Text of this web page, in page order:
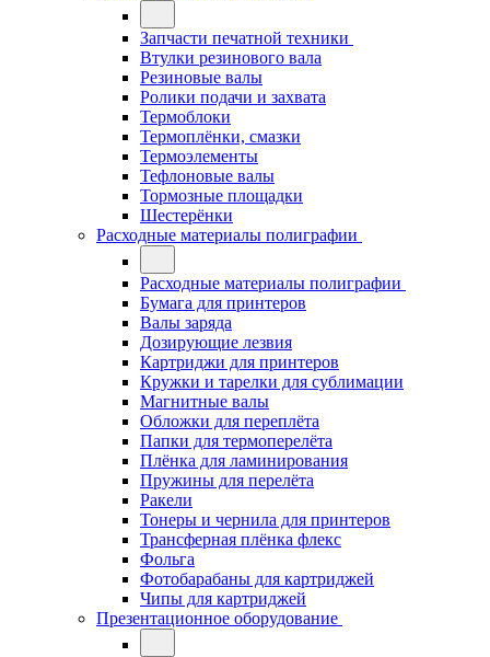
Запчасти печатной техники
Втулки резинового вала
Резиновые валы
Ролики подачи и захвата
Термоблоки
Термоплёнки, смазки
Термоэлементы
Тефлоновые валы
Тормозные площадки
Шестерёнки
Расходные материалы полиграфии
Расходные материалы полиграфии
Бумага для принтеров
Валы заряда
Дозирующие лезвия
Картриджи для принтеров
Кружки и тарелки для сублимации
Магнитные валы
Обложки для переплёта
Папки для термоперелёта
Плёнка для ламинирования
Пружины для перелёта
Ракели
Тонеры и чернила для принтеров
Трансферная плёнка флекс
Фольга
Фотобарабаны для картриджей
Чипы для картриджей
Презентационное оборудование